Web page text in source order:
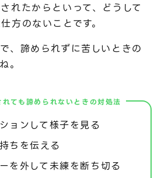
れたからといって、どうして
方のないことです。
、諦められずに苦しいときの
。
ても諦められないときの対処法
ョンして様子を見る
ちを伝える
を外して未練を断ち切る